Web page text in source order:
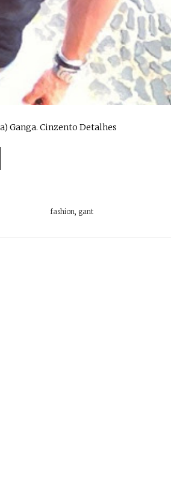
Ganga. Cinzento Detalhes
fashion, gant